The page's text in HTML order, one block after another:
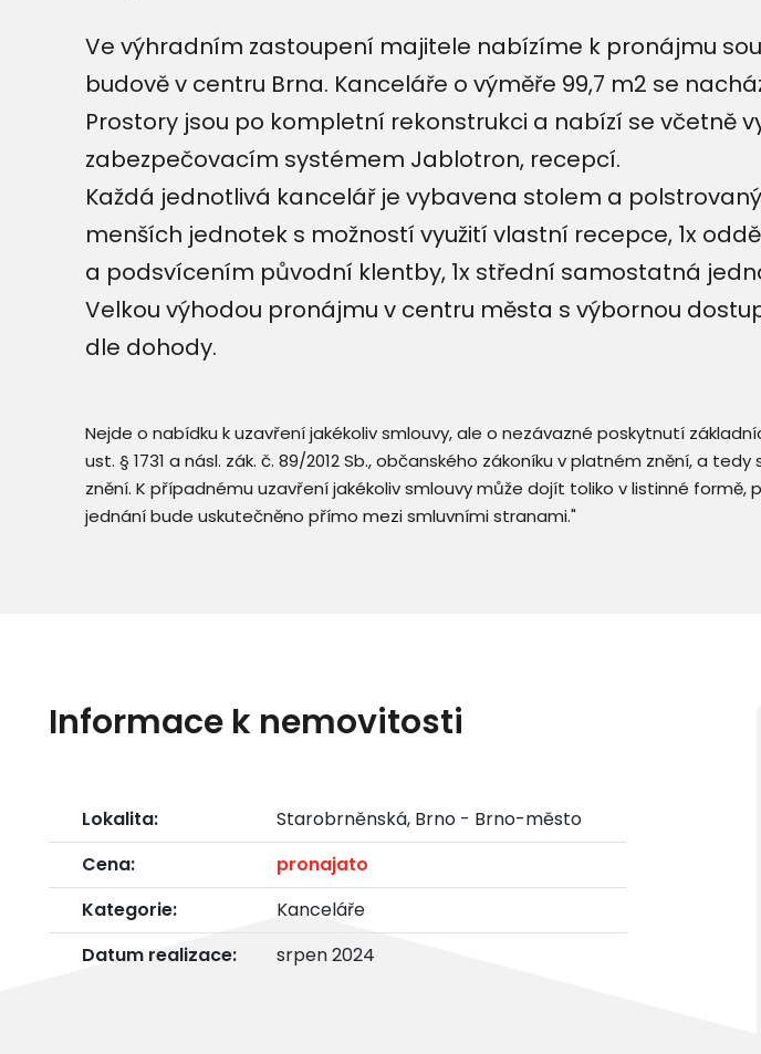
Ve výhradním zastoupení majitele nabízíme k pronájmu
budově v centru Brna. Kanceláře o výměře 99,7 m2 se
Prostory jsou po kompletní rekonstrukci a nabízí se včetně
zabezpečovacím systémem Jablotron, recepcí.
Každá jednotlivá kancelář je vybavena stolem a
menších jednotek s možností využití vlastní recepce, 1x
a podsvícením původní klentby, 1x střední samostatná
Velkou výhodou pronájmu v centru města s výbornou
dle dohody.
Nejde o nabídku k uzavření jakékoliv smlouvy, ale o nezávazné poskytnutí
ust. § 1731 a násl. zák. č. 89/2012 Sb., občanského zákoníku v platném znění, a
znění. K případnému uzavření jakékoliv smlouvy může dojít toliko v listinné
jednání bude uskutečněno přímo mezi smluvními stranami."
Informace k nemovitosti
Lokalita:
Starobrněnská, Brno - Brno-město
Cena:
pronajato
Kategorie:
Kanceláře
Datum realizace:
srpen 2024